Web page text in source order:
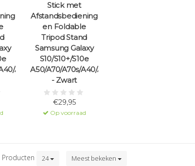
A30/A7(2018)
Stick met
Afstandsbediening
en Foldable
Tripod Stand
Samsung Galaxy
S10/S10+/S10e
A50/A70/A70s/A40/A30/A7(2018)
- Zwart
€29,95
Op voorraad
Producten 24 Meest bekeken